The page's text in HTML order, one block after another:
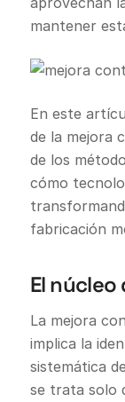
mantener
En este
de la mejora
de los
cómo
fabricación
El
La mejora
implica la
sistemática
se trata solo